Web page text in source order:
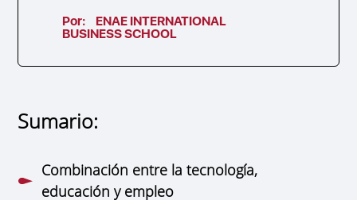
Por:
ENAE INTERNATIONAL
BUSINESS SCHOOL
Sumario:
Combinación entre la tecnología,
educación y empleo